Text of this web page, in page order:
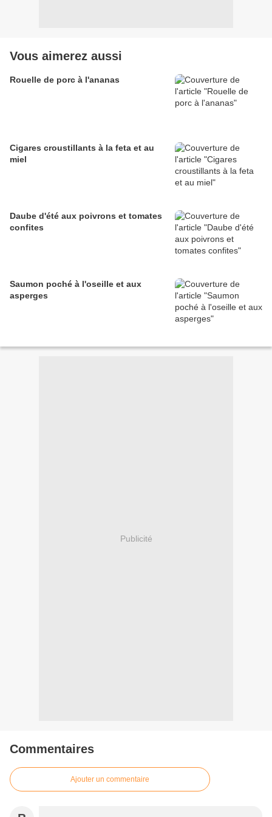
Vous aimerez aussi
Rouelle de porc à l'ananas
Cigares croustillants à la feta et au
miel
Daube d'été aux poivrons et tomates
confites
Saumon poché à l'oseille et aux
asperges
Publicité
Commentaires
Ajouter un commentaire